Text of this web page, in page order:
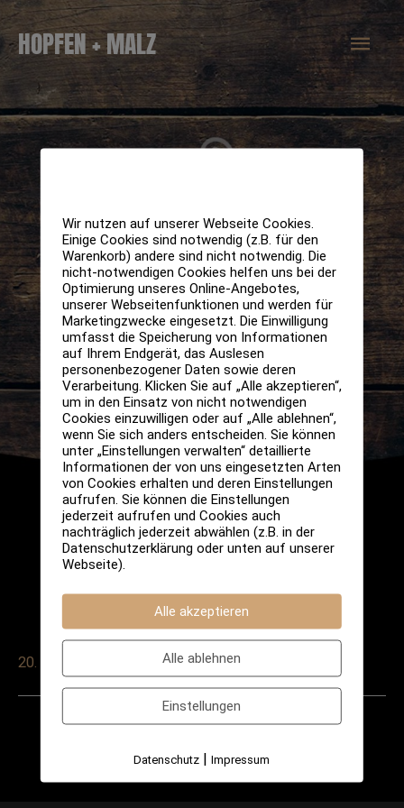
Zum
Inhalt
springen
HOPFEN + MALZ
20. November 2024
Veranstaltung
Veranstaltung
Wir nutzen auf unserer Webseite Cookies.
Einige Cookies sind notwendig (z.B. für den
Warenkorb) andere sind nicht notwendig. Die
nicht-notwendigen Cookies helfen uns bei der
Optimierung unseres Online-Angebotes,
unserer Webseitenfunktionen und werden für
Marketingzwecke eingesetzt. Die Einwilligung
umfasst die Speicherung von Informationen
auf Ihrem Endgerät, das Auslesen
personenbezogener Daten sowie deren
Verarbeitung. Klicken Sie auf „Alle akzeptieren“,
um in den Einsatz von nicht notwendigen
Cookies einzuwilligen oder auf „Alle ablehnen“,
wenn Sie sich anders entscheiden. Sie können
unter „Einstellungen verwalten“ detaillierte
Informationen der von uns eingesetzten Arten
von Cookies erhalten und deren Einstellungen
aufrufen. Sie können die Einstellungen
jederzeit aufrufen und Cookies auch
nachträglich jederzeit abwählen (z.B. in der
Datenschutzerklärung oder unten auf unserer
Webseite).
Alle akzeptieren
Alle ablehnen
Einstellungen
Datenschutz |Impressum